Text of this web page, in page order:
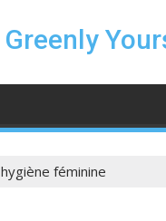
Greenly
hygiène féminine